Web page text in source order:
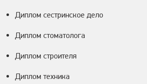
Диплом сестринское дело
Диплом стоматолога
Диплом строителя
Диплом техника